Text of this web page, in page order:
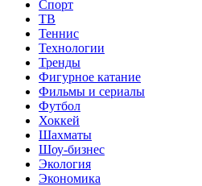
Спорт
ТВ
Теннис
Технологии
Тренды
Фигурное катание
Фильмы и сериалы
Футбол
Хоккей
Шахматы
Шоу-бизнес
Экология
Экономика